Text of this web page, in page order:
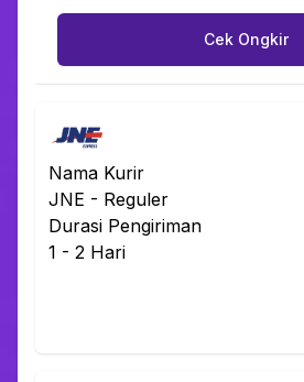
Cek Ongkir
Nama Kurir
JNE - Reguler
Durasi Pengiriman
1 - 2 Hari